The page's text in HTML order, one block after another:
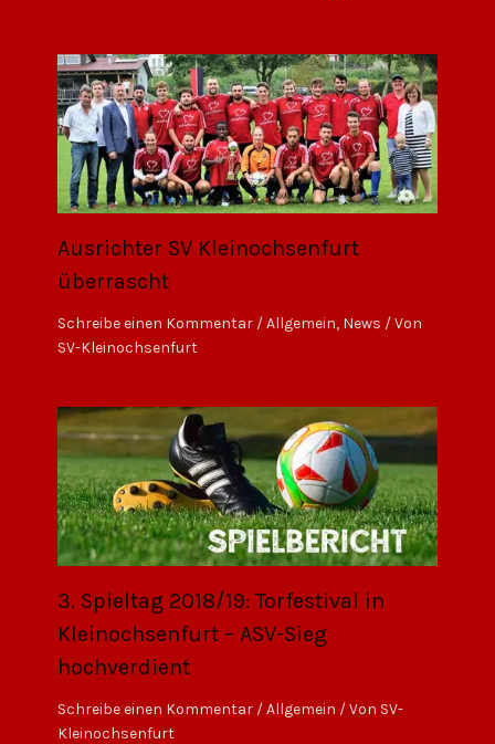
Ausrichter SV Kleinochsenfurt
überrascht
Schreibe einen Kommentar /Allgemein, News / Von
SV-Kleinochsenfurt
3. Spieltag 2018/19: Torfestival in
Kleinochsenfurt – ASV-Sieg
hochverdient
Schreibe einen Kommentar /Allgemein / Von SV-
Kleinochsenfurt